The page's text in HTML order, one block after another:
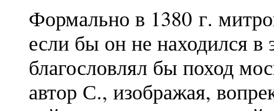
Формально в 1380 г.
если бы он не находился
благословлял бы поход
автор С., изображая,